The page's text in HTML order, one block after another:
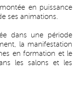
en puissance
ses animations.
dans une période
la manifestation
en formation et le
les salons et les